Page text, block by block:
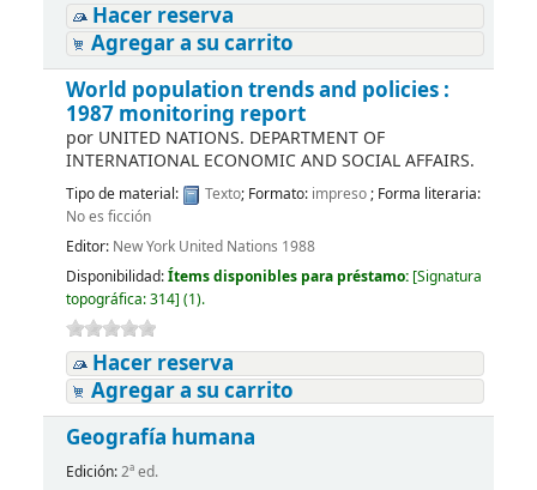
Hacer reserva
Agregar a su carrito
World population trends and policies :
1987 monitoring report
por UNITED NATIONS. DEPARTMENT OF
INTERNATIONAL ECONOMIC AND SOCIAL AFFAIRS.
Tipo de material: Texto; Formato: impreso; Forma literaria:
No es ficción
Editor: New York United Nations 1988
Disponibilidad:Ítems disponibles para préstamo: [Signatura
topográfica:314] (1).
Hacer reserva
Agregar a su carrito
Geografía humana
Edición:2ª ed.